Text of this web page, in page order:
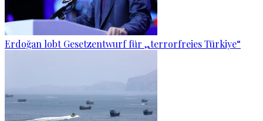
Erdoğan lobt Gesetzentwurf für „terrorfreies Türkiye“